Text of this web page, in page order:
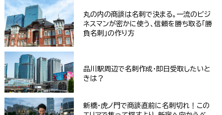
丸の内の商談は名刺で決まる。一流のビジ
ネスマンが密かに使う、信頼を勝ち取る「勝
負名刺」の作り方
品川駅周辺で名刺作成・即日受取したいと
きは？
新橋・虎ノ門で商談直前に名刺切れ！この